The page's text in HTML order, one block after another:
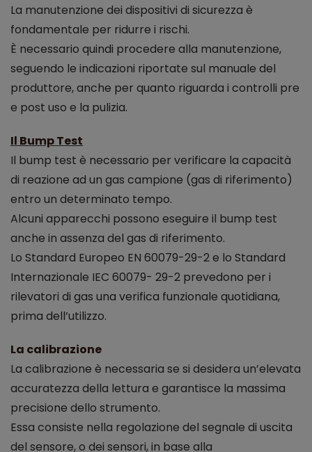
La manutenzione dei dispositivi di sicurezza è
fondamentale per ridurre i rischi.
È necessario quindi procedere alla manutenzione,
seguendo le indicazioni riportate sul manuale del
produttore, anche per quanto riguarda i controlli pre
e post uso e la pulizia.
Il Bump Test
Il bump test è necessario per verificare la capacità
di reazione ad un gas campione (gas di riferimento)
entro un determinato tempo.
Alcuni apparecchi possono eseguire il bump test
anche in assenza del gas di riferimento.
Lo Standard Europeo EN 60079-29-2 e lo Standard
Internazionale IEC 60079- 29-2 prevedono per i
rilevatori di gas una verifica funzionale quotidiana,
prima dell’utilizzo.
La calibrazione
La calibrazione è necessaria se si desidera un’elevata
accuratezza della lettura e garantisce la massima
precisione dello strumento.
Essa consiste nella regolazione del segnale di uscita
del sensore, o dei sensori, in base alla